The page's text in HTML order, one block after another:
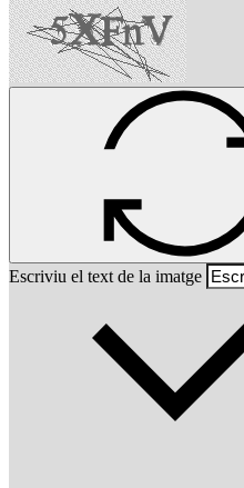
Escriviu el text de la imatge